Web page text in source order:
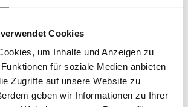
Cookies
um Inhalte und Anzeigen zu
für soziale Medien anbieten
Zugriffe auf unsere Website zu
geben wir Informationen zu Ihrer
LEBENSMITTELKENNZEICHNUNGEN
Kokoscreme-Pulver, 1 kg